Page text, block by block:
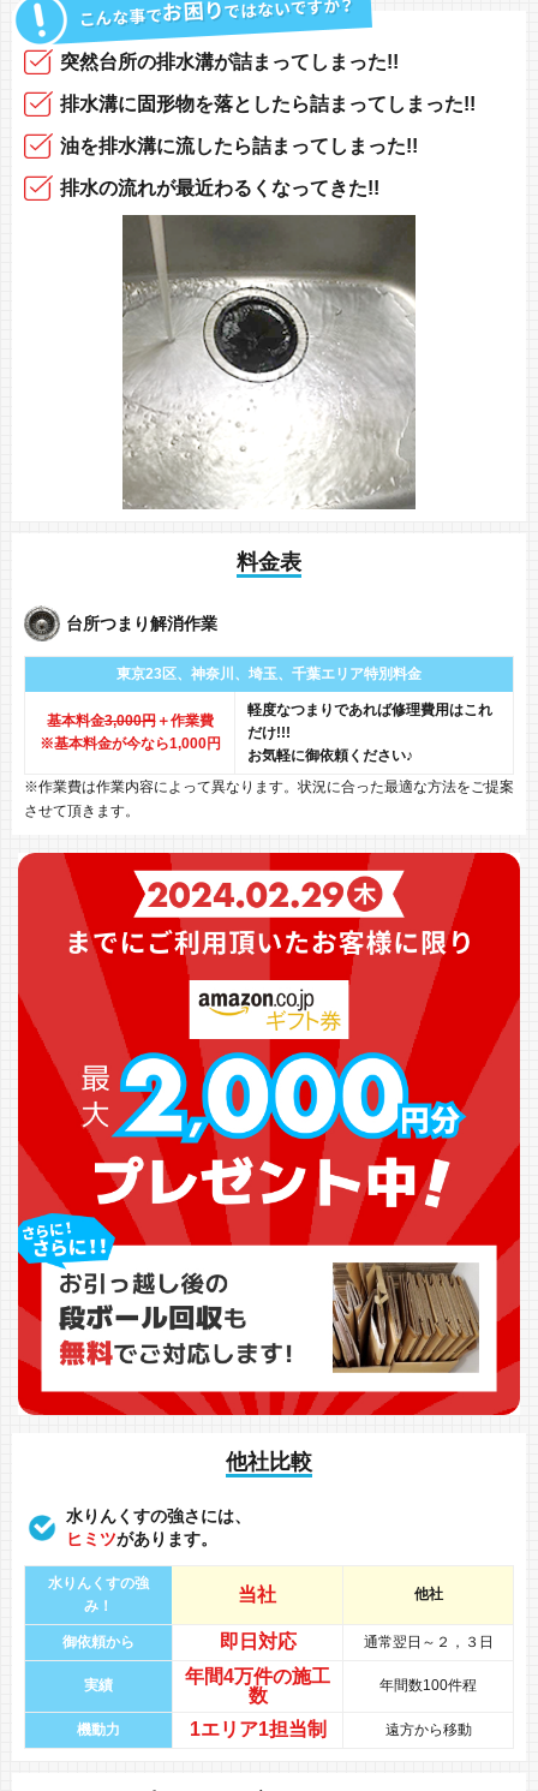
突然台所の排水溝が詰まってしまった!!
排水溝に固形物を落としたら詰まってしまった!!
油を排水溝に流したら詰まってしまった!!
排水の流れが最近わるくなってきた!!
料金表
台所つまり解消作業
東京23区、神奈川、 埼玉、千葉エリア特別料金
基本料金3,000円＋作業費
※基本料金が今なら1,000円
軽度なつまりであれば修理費用はこれ
だけ!!!
お気軽に御依頼ください♪
※作業費は作業内容によって異なります。状況に合った最適な方法をご提案
させて頂きます。
他社比較
水りんくすの強さには、
ヒミツがあります。
水りんくすの強
み！
当社 他社
御依頼から 即日対応 通常翌日～２，３日
実績 年間4万件の施工
数
年間数100件程
機動力 1エリア1担当制 遠方から移動